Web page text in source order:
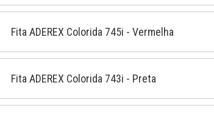
Fita ADEREX Colorida 745i - Vermelha
Fita ADEREX Colorida 743i - Preta